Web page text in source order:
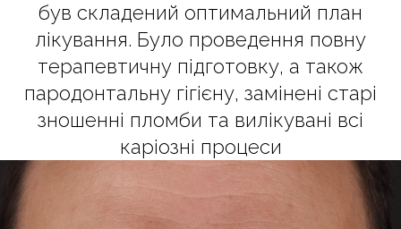
був складений оптимальний план
лікування. Було проведення повну
терапевтичну підготовку, а також
пародонтальну гігієну, замінені старі
зношенні пломби та вилікувані всі
каріозні процеси